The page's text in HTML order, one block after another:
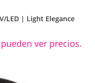
LED | Light Elegance
pueden ver precios.